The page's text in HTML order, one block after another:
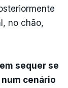
no chão,
sequer se
cenário